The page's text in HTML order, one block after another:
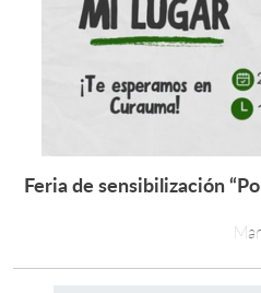
Feria de sensibilización